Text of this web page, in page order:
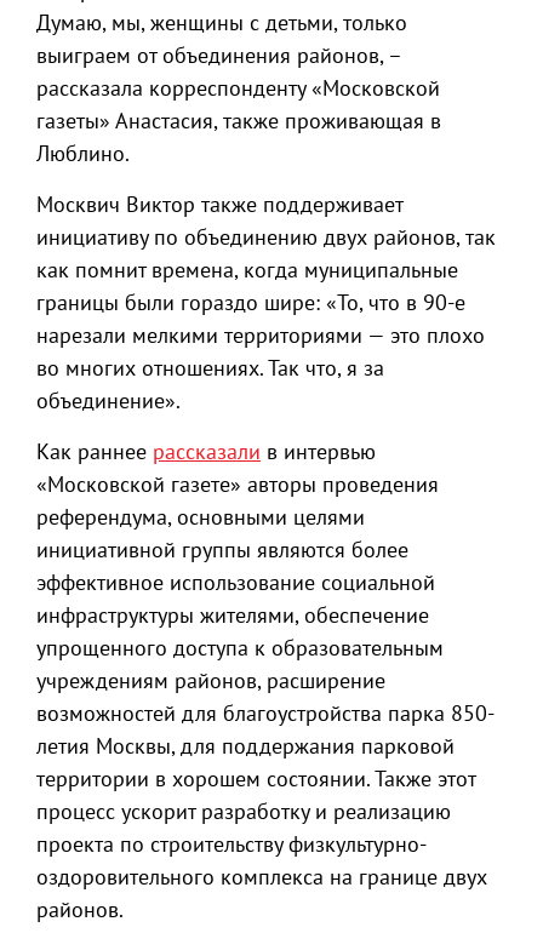
Думаю, мы, женщины с детьми, только
выиграем от объединения районов, –
рассказала корреспонденту «Московской
газеты» Анастасия, также проживающая в
Люблино.
Москвич Виктор также поддерживает
инициативу по объединению двух районов, так
как помнит времена, когда муниципальные
границы были гораздо шире: «То, что в 90-е
нарезали мелкими территориями — это плохо
во многих отношениях. Так что, я за
объединение».
Как раннее рассказали в интервью
«Московской газете» авторы проведения
референдума, основными целями
инициативной группы являются более
эффективное использование социальной
инфраструктуры жителями, обеспечение
упрощенного доступа к образовательным
учреждениям районов, расширение
возможностей для благоустройства парка 850-
летия Москвы, для поддержания парковой
территории в хорошем состоянии. Также этот
процесс ускорит разработку и реализацию
проекта по строительству физкультурно-
оздоровительного комплекса на границе двух
районов.